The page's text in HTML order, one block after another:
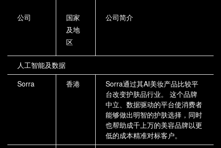
公司
国家
及地
区
公司简介
人工智能及数据
Sorra
香港
Sorra通过其AI美妆产品比较平
台改变护肤品行业。 这个品牌
中立、数据驱动的平台使消费者
能够做出明智的护肤选择，同时
也帮助成千上万的美容品牌以更
低的成本精准对标客户。